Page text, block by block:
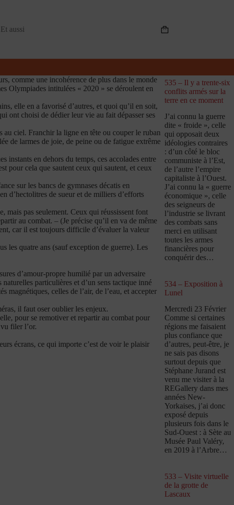
Et aussi
Panier
comme une incohérence de plus dans le monde
Olympiades intitulées « 2020 » se déroulent en
elle en a favorisé d’autres, et quoi qu’il en soit,
ont choisi de dédier leur vie au fait dépasser ses
au ciel. Franchir la ligne en tête ou couper le ruban
de larmes de joie, de peine ou de fatigue extrême
instants en dehors du temps, ces accolades entre
pour cela que sautent ceux qui sautent, et ceux
sur les bancs de gymnases décatis en
d’hectolitres de sueur et de milliers d’efforts
mais pas seulement. Ceux qui réussissent font
au combat. – (Je précise qu’il en va de même
car il est toujours difficile d’évaluer la valeur
les quatre ans (sauf exception de guerre). Les
d’amour-propre humilié par un adversaire
particulières et d’un sens tactique inné
celles de l’air, de l’eau, et accepter
il faut oser oublier les enjeux.
pour se remotiver et repartir au combat pour
filer l’or.
écrans, ce qui importe c’est de voir le plaisir
535 – Il y a trente-six
conflits armés sur la
terre en ce moment
J’ai connu la guerre
dite « froide », celle
qui opposait deux
idéologies contraires
: d’un côté le bloc
communiste à l’Est,
de l’autre l’empire
capitaliste à l’Ouest.
J’ai connu la « guerre
économique », celle
des seigneurs de
l’industrie se livrant
des combats sans
merci en utilisant
toutes les armes
financières pour
conquérir des…
534 – Exposition à
Lunel
Mercredi 23 Février
Comme si certaines
régions me faisaient
plus confiance que
d’autres, peut-être, je
ne sais pas disons
surtout depuis que
Stéphane Jurand est
venu me visiter à la
REGallery dans mes
années New-
Yorkaises, j’ai donc
exposé depuis
plusieurs fois dans le
Sud-Ouest : à Sète au
Musée Paul Valéry,
en 2019 à l’Arbre…
533 – Visite virtuelle
de la grotte de
Lascaux